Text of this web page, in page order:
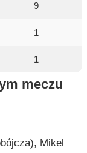
9
1
1
meczu
Mikel